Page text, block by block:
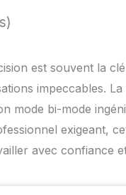
est souvent la
impeccables.
mode bi-mode
exigeant,
avec confiance